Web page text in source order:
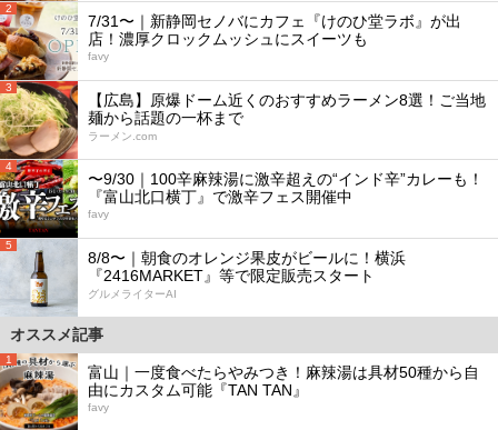
2
7/31〜｜新静岡セノバにカフェ『けのひ堂ラボ』が出
店！濃厚クロックムッシュにスイーツも
favy
3
【広島】原爆ドーム近くのおすすめラーメン8選！ご当地
麺から話題の一杯まで
ラーメン.com
4
〜9/30｜100辛麻辣湯に激辛超えの“インド辛”カレーも！
『富山北口横丁』で激辛フェス開催中
favy
5
8/8〜｜朝食のオレンジ果皮がビールに！横浜
『2416MARKET』等で限定販売スタート
グルメライターAI
オススメ記事
1
富山｜一度食べたらやみつき！麻辣湯は具材50種から自
由にカスタム可能『TAN TAN』
favy